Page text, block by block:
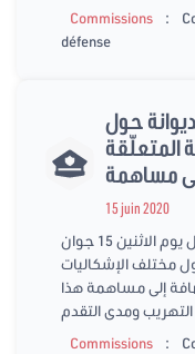
Commissions :
défense
حول
المتعلّقة
15 juin 2020
عقدت لجنة الأمن والدفاع جلسة عمل يوم الاثنين 15 جوان
مختلف الإشكاليات
إلى مساهمة هذا
ومدى التقدم
Commissions
: